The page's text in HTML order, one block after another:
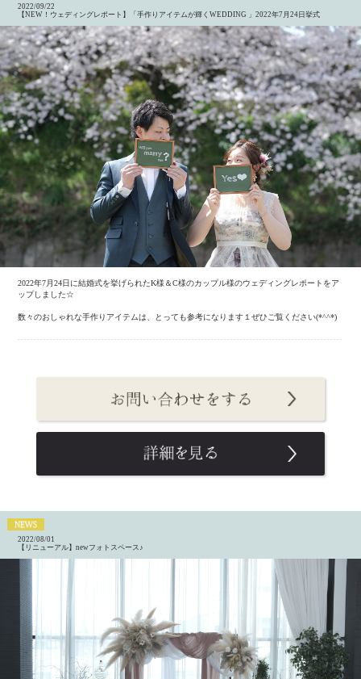
2022/09/22
【NEW！ウェディングレポート】「手作りアイテムが輝くWEDDING 」2022年7月24日挙式
2022年7月24日に結婚式を挙げられたK様＆C様のカップル様のウェディングレポートをア
ップしました☆
数々のおしゃれな手作りアイテムは、とっても参考になります１ぜひご覧ください(*^^*)
2022/08/01
【リニューアル】newフォトスペース♪